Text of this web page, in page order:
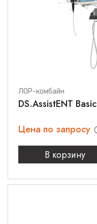
ЛОР-комбайн
DS.AssistENT Basic
Цена по запросу
В корзину